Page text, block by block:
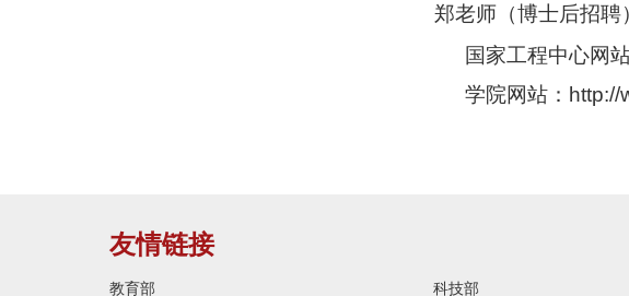
郑老师（博士后招聘
国家工程中心网站
学院网站： http://
友情链接
教育部 科技部